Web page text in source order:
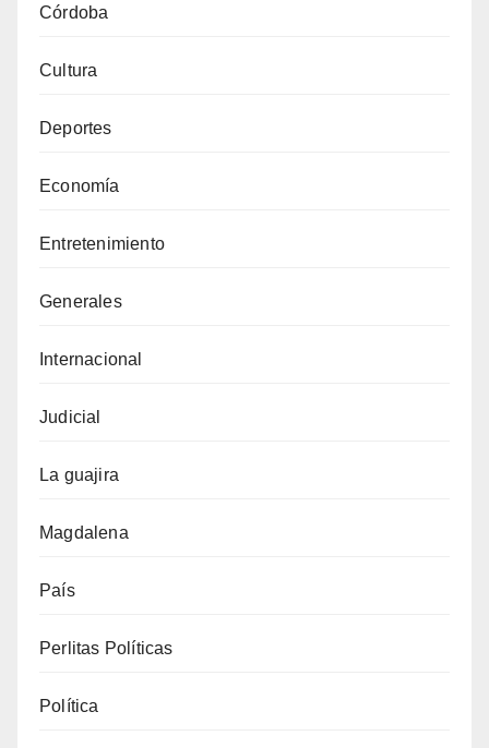
Córdoba
Cultura
Deportes
Economía
Entretenimiento
Generales
Internacional
Judicial
La guajira
Magdalena
País
Perlitas Políticas
Política